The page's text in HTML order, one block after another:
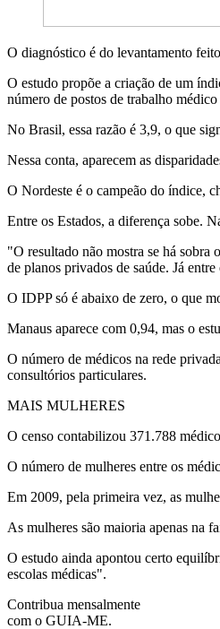
O diagnóstico é do levantamento
O estudo propõe a criação de um
número de postos de trabalho
No Brasil, essa razão é 3,9, o que
Nessa conta, aparecem as
O Nordeste é o campeão do índice,
Entre os Estados, a diferença sobe.
"O resultado não mostra se há sobra
de planos privados de saúde. Já
O IDPP só é abaixo de zero, o que
Manaus aparece com 0,94, mas o
O número de médicos na rede
consultórios particulares.
MAIS MULHERES
O censo contabilizou 371.788
O número de mulheres entre os
Em 2009, pela primeira vez, as
As mulheres são maioria apenas na
O estudo ainda apontou certo
escolas médicas".
Contribua mensalmente
com o GUIA-ME.